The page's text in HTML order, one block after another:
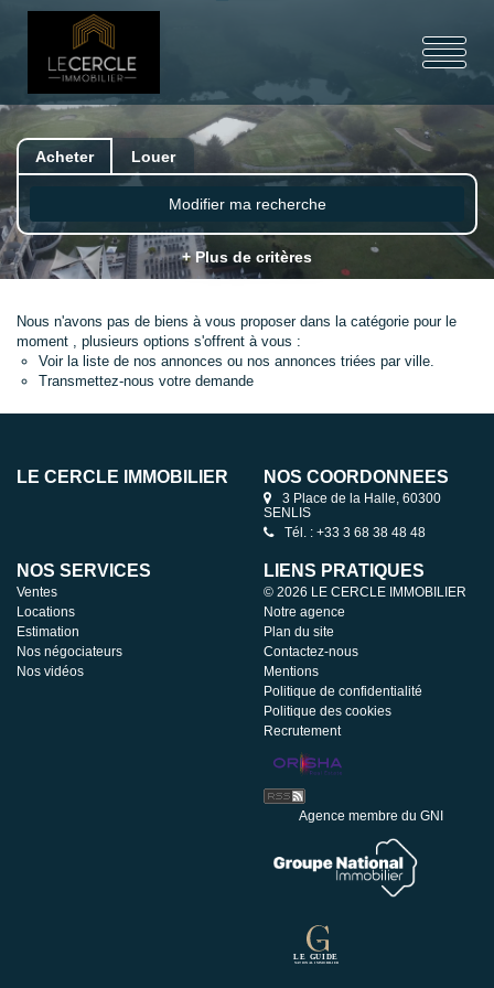
Acheter Louer
Modifier ma recherche
+ Plus de critères
Nous n'avons pas de biens à vous proposer dans la catégorie pour le
moment , plusieurs options s'offrent à vous :
Voir la liste de nos annonces ou nos annonces triées par ville.
Transmettez-nous votre demande
LE CERCLE IMMOBILIER NOS COORDONNÉES
3 Place de la Halle, 60300
SENLIS
Tél. : +33 3 68 38 48 48
NOS SERVICES
Ventes
Locations
Estimation
Nos négociateurs
Nos vidéos
LIENS PRATIQUES
© 2026 LE CERCLE IMMOBILIER
Notre agence
Plan du site
Contactez-nous
Mentions
Politique de confidentialité
Politique des cookies
Recrutement
Agence membre du GNI